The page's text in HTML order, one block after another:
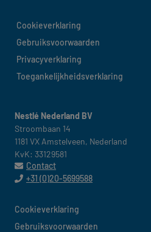
België
Cookieverklaring​
Gebruiksvoorwaarden​
Privacyverklaring
Toegankelijkheidsverklaring
Nestlé Nederland BV
Stroombaan 14​
1181 VX Amstelveen, Nederland​
KvK: 33129581
Contact
+31 (0)20-5699588
Nederland
Cookieverklaring​
Gebruiksvoorwaarden ​